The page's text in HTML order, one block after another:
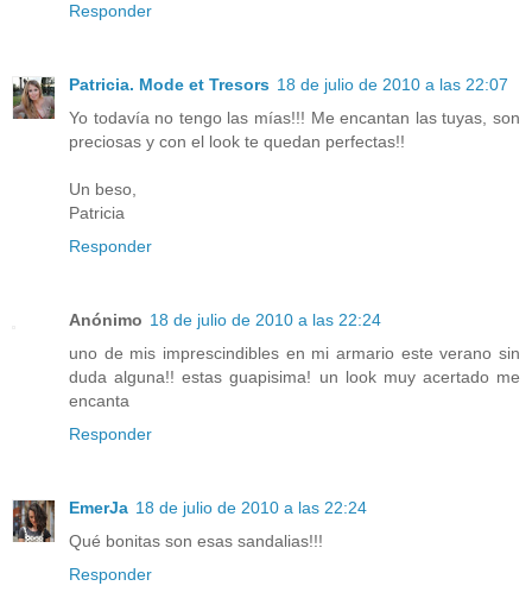
Responder
Patricia. Mode et Tresors 18 de julio de 2010 a las 22:07
Yo todavía no tengo las mías!!! Me encantan las tuyas, son
preciosas y con el look te quedan perfectas!!
Un beso,
Patricia
Responder
Anónimo 18 de julio de 2010 a las 22:24
uno de mis imprescindibles en mi armario este verano sin
duda alguna!! estas guapisima! un look muy acertado me
encanta
Responder
EmerJa 18 de julio de 2010 a las 22:24
Qué bonitas son esas sandalias!!!
Responder